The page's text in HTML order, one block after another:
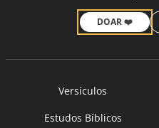
DOAR ❤️
Versículos
Estudos Bíblicos